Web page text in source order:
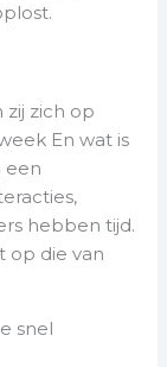
zich op
En wat is
een
hebben tijd.
op die van
snel